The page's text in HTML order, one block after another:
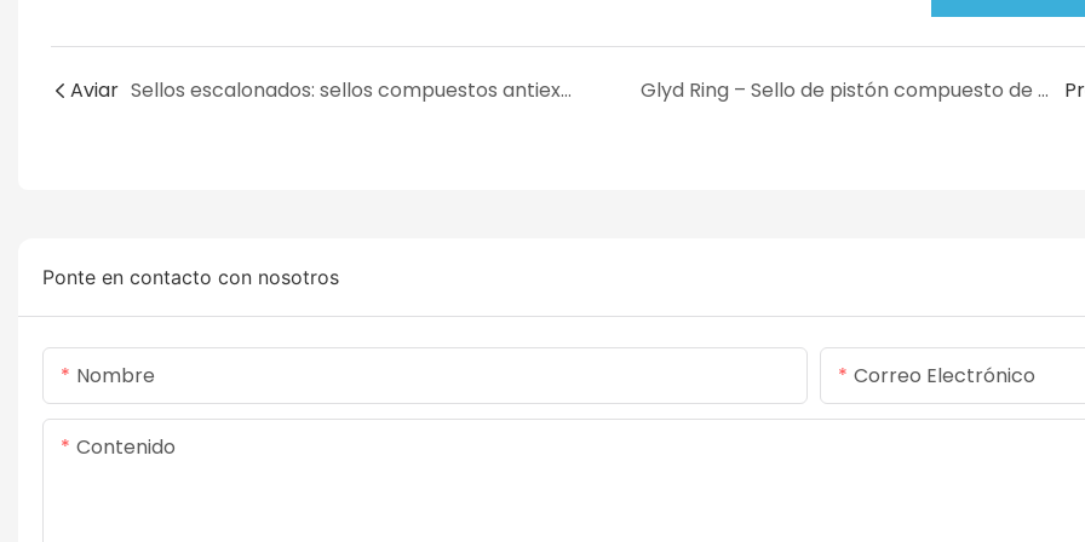
Aviar Sellos escalonados: sellos compuestos antiextrusión de alta presión para equipos hidráulicos pesados. Glyd Ring – Sello de pistón compuesto de PTFE de doble efecto de primera calidad para cilindros hidráulicos
Ponte en contacto con nosotros
Nombre Correo Electrónico
Contenido